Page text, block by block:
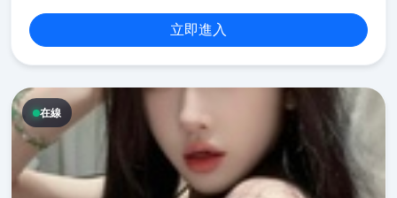
立即進入
在線